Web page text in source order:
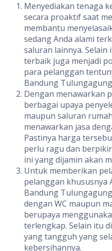
Menyediakan tenaga
secara proaktif saat
membantu
sedang Anda alami
saluran lainnya.
terbaik juga menjadi
para pelanggan
Bandung
Dengan menawarkan
berbagai upaya
maupun saluran
menawarkan jasa
Pastinya harga
perlu ragu dan
ini yang dijamin akan
Untuk memberikan
pelanggan khususnya
Bandung
dengan WC maupun
berupaya
terlengkap. Selain itu
yang tangguh yang
kebersihannya.